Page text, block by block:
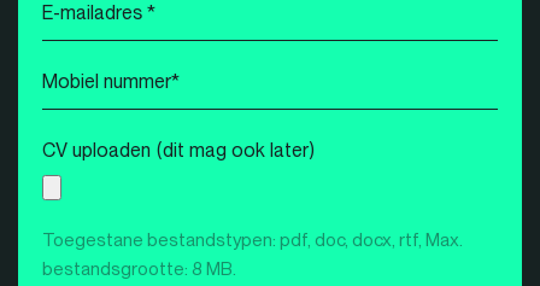
E-
mailadres
*
Mobiel
nummer
*
CV uploaden (dit mag ook later)
Toegestane bestandstypen: pdf, doc, docx, rtf, Max.
bestandsgrootte: 8 MB.